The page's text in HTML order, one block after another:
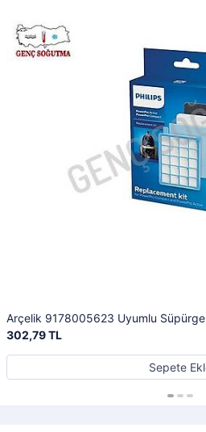
Arçelik 9178005623 Uyumlu
302,79 TL
Sepete